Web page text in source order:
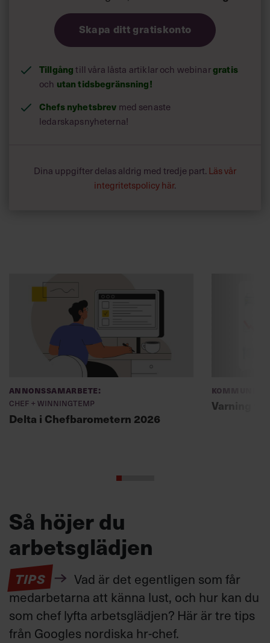
Skapa ditt gratiskonto
Tillgångtill våra låsta artiklar och webinargratis
och utan tidsbegränsning!
Chefs nyhetsbrev med senaste
ledarskapsnyheterna!
Dina uppgifter delas aldrig med tredje part. Läs vår
integritetspolicy här.
Annonssamarbete:
Chef + Winningtemp
Delta i Chefbarometern 2026
Varning
Så höjer du
arbetsglädjen
TIPS
Vad är det egentligen som får
medarbetarna att känna lust, och hur kan du
som chef lyfta arbetsglädjen? Här är tre tips
från Googles nordiska hr-chef.